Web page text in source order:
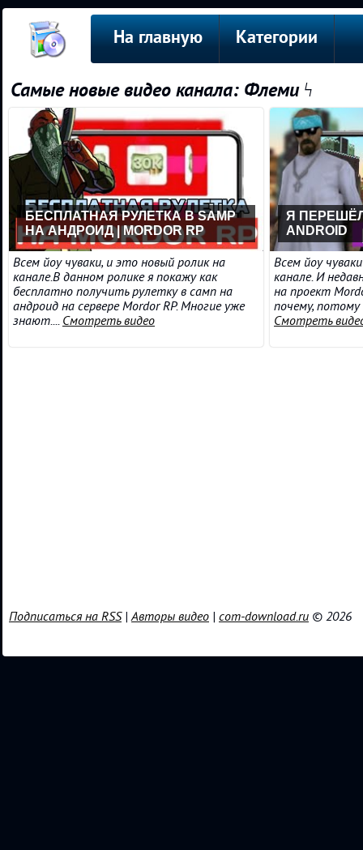
На главную Категории
Самые новые видео канала: Флеми ϟ
БЕСПЛАТНАЯ РУЛЕТКА В SAMP
НА АНДРОИД | MORDOR RP
Всем йоу чуваки, и это новый ролик на
канале.В данном ролике я покажу как
бесплатно получить рулетку в самп на
андроид на сервере Mordor RP. Многие уже
знают.... Смотреть видео
Я
ANDROID
Всем йоу
канале. И
на проект
почему, потому
Смотреть
Подписаться на RSS|Авторы видео | com-download.ru © 2026